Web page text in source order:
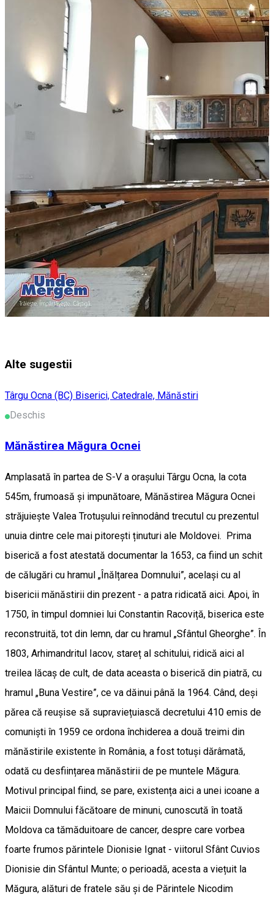
Alte sugestii
Târgu Ocna (BC) Biserici, Catedrale, Mănăstiri
Deschis
Mănăstirea Măgura Ocnei
Amplasată în partea de S-V a orașului Târgu Ocna, la cota
545m, frumoasă și impunătoare, Mănăstirea Măgura Ocnei
străjuiește Valea Trotușului reînnodând trecutul cu prezentul
unuia dintre cele mai pitorești ținuturi ale Moldovei. Prima
biserică a fost atestată documentar la 1653, ca fiind un schit
de călugări cu hramul „Înălțarea Domnului”, același cu al
bisericii mănăstirii din prezent - a patra ridicată aici. Apoi, în
1750, în timpul domniei lui Constantin Racoviță, biserica este
reconstruită, tot din lemn, dar cu hramul „Sfântul Gheorghe”. În
1803, Arhimandritul Iacov, stareț al schitului, ridică aici al
treilea lăcaș de cult, de data aceasta o biserică din piatră, cu
hramul „Buna Vestire”, ce va dăinui până la 1964. Când, deși
părea că reușise să supraviețuiască decretului 410 emis de
comuniști în 1959 ce ordona închiderea a două treimi din
mănăstirile existente în România, a fost totuși dărâmată,
odată cu desființarea mănăstirii de pe muntele Măgura.
Motivul principal fiind, se pare, existența aici a unei icoane a
Maicii Domnului făcătoare de minuni, cunoscută în toată
Moldova ca tămăduitoare de cancer, despre care vorbea
foarte frumos părintele Dionisie Ignat - viitorul Sfânt Cuvios
Dionisie din Sfântul Munte; o perioadă, acesta a viețuit la
Măgura, alături de fratele său și de Părintele Nicodim